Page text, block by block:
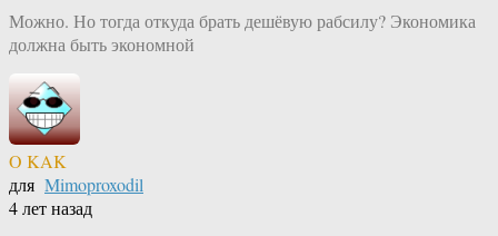
Можно. Но тогда откуда брать дешёвую рабсилу? Экономика
должна быть экономной
O KAK
для Mimoproxodil
4 лет назад